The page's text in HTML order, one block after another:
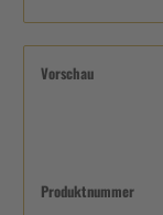
Vorschau
Produktnummer